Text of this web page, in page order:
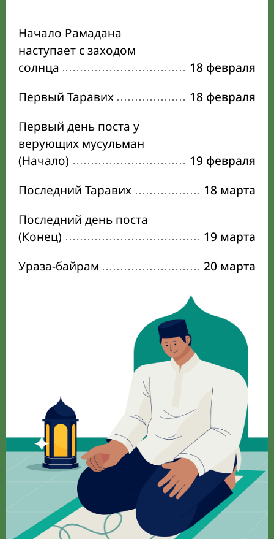
Начало Рамадана
наступает с заходом
солнца
18 февраля
Первый Таравих
18 февраля
Первый день поста у
верующих мусульман
(Начало)
19 февраля
Последний Таравих
18 марта
Последний день поста
(Конец)
19 марта
Ураза-байрам
20 марта